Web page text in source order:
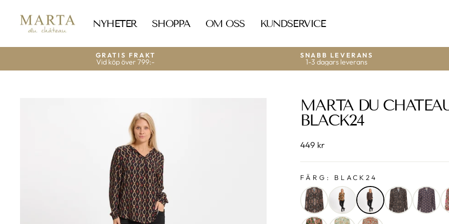
vidare
innehåll
NYHETER SHOPPA OM OSS KUNDSERVICE
GRATIS FRAKT
Vid köp över 799:-
SNABB LEVERANS
1-3 dagars leverans
MARTA DU
BLACK24
449 kr
FÄRG: BLACK24